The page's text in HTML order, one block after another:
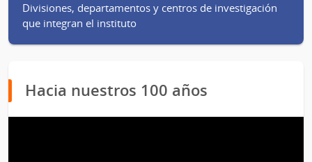
Divisiones, departamentos y centros de investigación
que integran el instituto
Hacia nuestros 100 años